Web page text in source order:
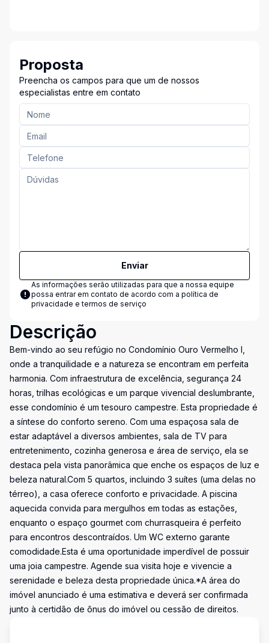
Proposta
Preencha os campos para que um de nossos
especialistas entre em contato
Enviar
As informações serão utilizadas para que a nossa equipe
possa entrar em contato de acordo com a política de
privacidade e termos de serviço
Descrição
Bem-vindo ao seu refúgio no Condomínio Ouro Vermelho I,
onde a tranquilidade e a natureza se encontram em perfeita
harmonia. Com infraestrutura de excelência, segurança 24
horas, trilhas ecológicas e um parque vivencial deslumbrante,
esse condomínio é um tesouro campestre. Esta propriedade é
a síntese do conforto sereno. Com uma espaçosa sala de
estar adaptável a diversos ambientes, sala de TV para
entretenimento, cozinha generosa e área de serviço, ela se
destaca pela vista panorâmica que enche os espaços de luz e
beleza natural.Com 5 quartos, incluindo 3 suítes (uma delas no
térreo), a casa oferece conforto e privacidade. A piscina
aquecida convida para mergulhos em todas as estações,
enquanto o espaço gourmet com churrasqueira é perfeito
para encontros descontraídos. Um WC externo garante
comodidade.Esta é uma oportunidade imperdível de possuir
uma joia campestre. Agende sua visita hoje e vivencie a
serenidade e beleza desta propriedade única.*A área do
imóvel anunciado é uma estimativa e deverá ser confirmada
junto à certidão de ônus do imóvel ou cessão de direitos.